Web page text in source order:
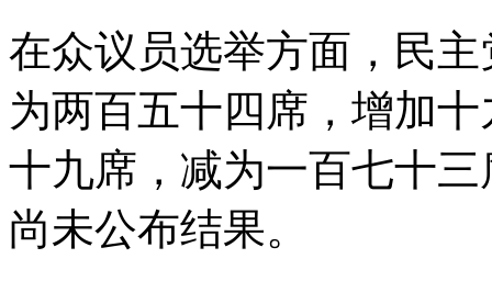
在众议员选举方面，民
为两百五十四席，增加
十九席，减为一百七十
尚未公布结果。